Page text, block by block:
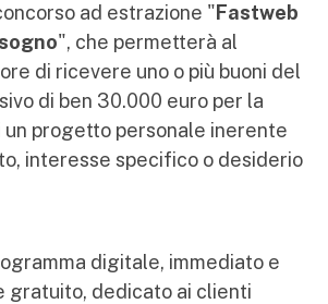
ad estrazione "Fastweb
", che permetterà al
di ricevere uno o più buoni del
di ben 30.000 euro per la
un progetto personale inerente
interesse specifico o desiderio
digitale, immediato e
gratuito, dedicato ai clienti